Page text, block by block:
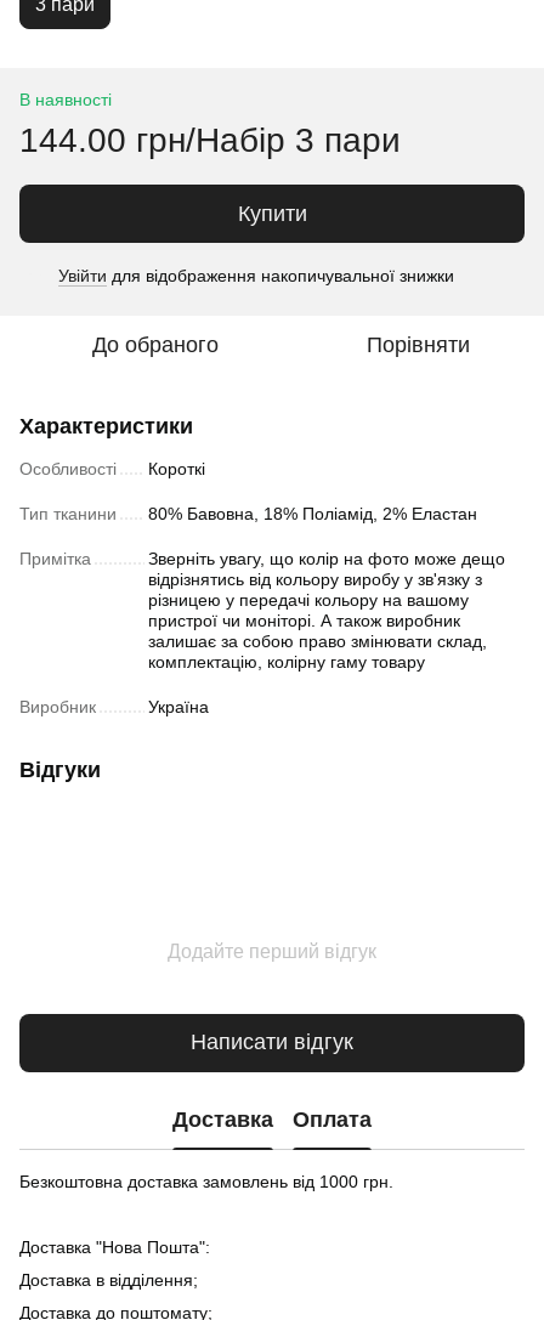
В наявності
144.00 грн/Набір 3 пари
Купити
Увійти для відображення накопичувальної знижки
До обраного Порівняти
Характеристики
Особливості Короткі
Тип тканини 80% Бавовна, 18% Поліамід, 2% Еластан
Примітка
Зверніть увагу, що колір на фото може дещо
відрізнятись від кольору виробу у зв'язку з
різницею у передачі кольору на вашому
пристрої чи моніторі. А також виробник
залишає за собою право змінювати склад,
комплектацію, колірну гаму товару
Виробник Україна
Відгуки
Додайте перший відгук
Написати відгук
Доставка Оплата
Безкоштовна доставка замовлень від 1000 грн.
Доставка "Нова Пошта":
Доставка в відділення;
Доставка до поштомату;